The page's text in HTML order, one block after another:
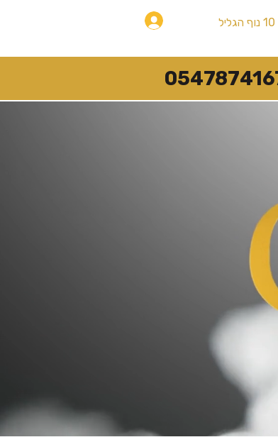
להתחברות